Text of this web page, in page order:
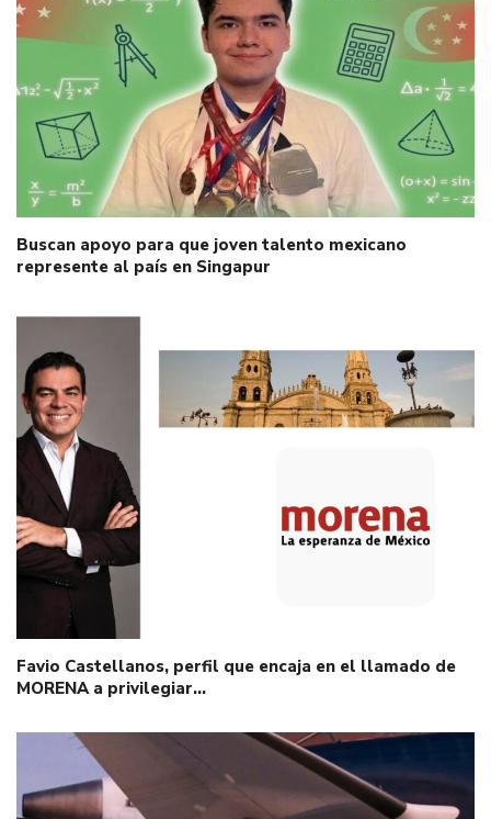
Buscan apoyo para que joven talento mexicano
represente al país en Singapur
Favio Castellanos, perfil que encaja en el llamado de
MORENA a privilegiar…